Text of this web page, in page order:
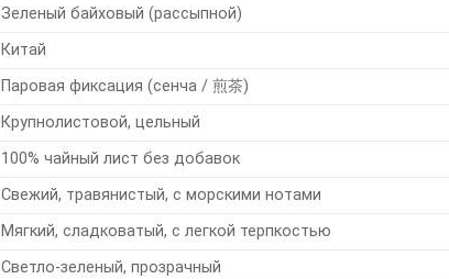
Зеленый байховый (рассыпной)
Китай
Паровая фиксация (сенча / 煎茶)
Крупнолистовой, цельный
100% чайный лист без добавок
Свежий, травянистый, с морскими нотами
Мягкий, сладковатый, с легкой терпкостью
Светло-зеленый, прозрачный